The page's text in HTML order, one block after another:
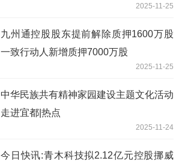
2025-11-25
九州通控股股东提前解除质押1600万股
一致行动人新增质押7000万股
2025-11-25
中华民族共有精神家园建设主题文化活动
走进宜都|热点
2025-11-24
今日快讯:青木科技拟2.12亿元控股挪威